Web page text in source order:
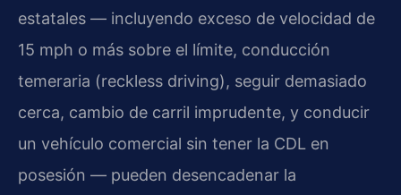
estatales — incluyendo exceso de velocidad de
15 mph o más sobre el límite, conducción
temeraria (reckless driving), seguir demasiado
cerca, cambio de carril imprudente, y conducir
un vehículo comercial sin tener la CDL en
posesión — pueden desencadenar la